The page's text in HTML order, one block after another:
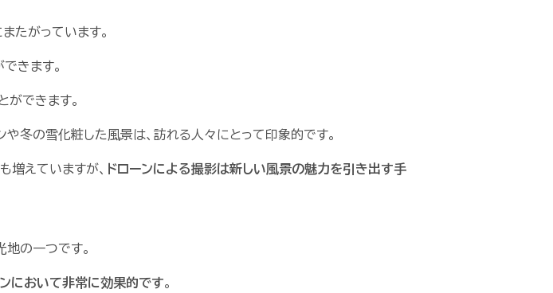
たがっています。
きます。
ができます。
冬の雪化粧した風景は、訪れる人々にとって印象的です。
増えていますが、
ドローンによる撮影は新しい風景の魅力を引き出す手
の一つです。
において非常に効果的です。